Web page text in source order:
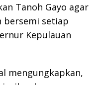
Tanoh Gayo agar
bersemi setiap
Kepulauan
mengungkapkan,